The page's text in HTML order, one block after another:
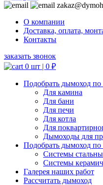
О компании
Доставка, оплата,
Контакты
заказать звонок
0 шт | 0 ₽
Подобрать дымоход
Для камина
Для бани
Для печи
Для котла
Для
Дымоходы для
Подобрать дымоход по
Системы
Системы
Галерея наших работ
Рассчитать дымоход